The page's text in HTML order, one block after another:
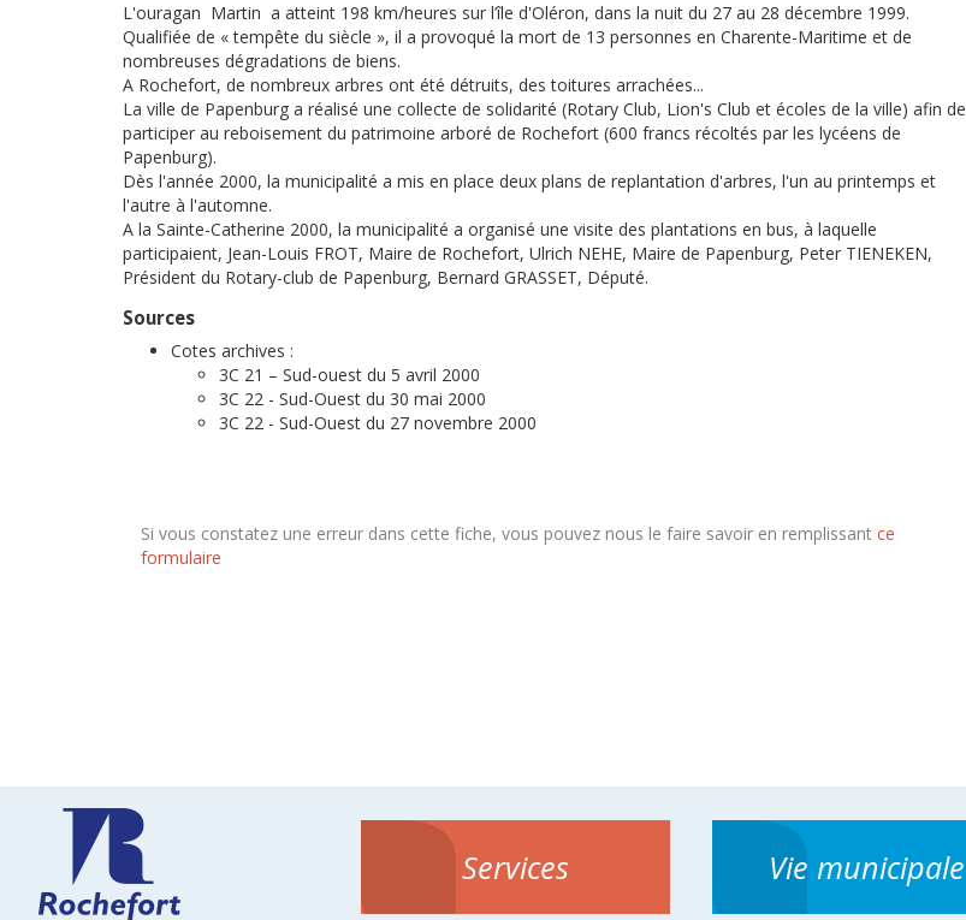
L'ouragan Martin a atteint 198 km/heures sur l’île d'Oléron, dans la nuit du 27 au 28 décembre 1999.
Qualifiée de « tempête du siècle », il a provoqué la mort de 13 personnes en Charente-Maritime et de
nombreuses dégradations de biens.
A Rochefort, de nombreux arbres ont été détruits, des toitures arrachées...
La ville de Papenburg a réalisé une collecte de solidarité (Rotary Club, Lion's Club et écoles de la ville) afin de
participer au reboisement du patrimoine arboré de Rochefort (600 francs récoltés par les lycéens de
Papenburg).
Dès l'année 2000, la municipalité a mis en place deux plans de replantation d'arbres, l'un au printemps et
l'autre à l'automne.
A la Sainte-Catherine 2000, la municipalité a organisé une visite des plantations en bus, à laquelle
participaient, Jean-Louis FROT, Maire de Rochefort, Ulrich NEHE, Maire de Papenburg, Peter TIENEKEN,
Président du Rotary-club de Papenburg, Bernard GRASSET, Député.
Sources
Cotes archives :
3C 21 – Sud-ouest du 5 avril 2000
3C 22 - Sud-Ouest du 30 mai 2000
3C 22 - Sud-Ouest du 27 novembre 2000
Si vous constatez une erreur dans cette fiche, vous pouvez nous le faire savoir en remplissant ce
formulaire
Services Vie municipale